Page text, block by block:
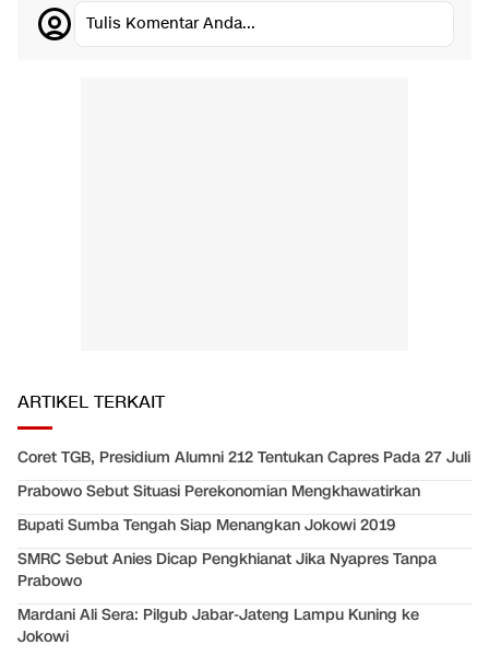
Tulis Komentar Anda...
ARTIKEL TERKAIT
Coret TGB, Presidium Alumni 212 Tentukan Capres Pada 27 Juli
Prabowo Sebut Situasi Perekonomian Mengkhawatirkan
Bupati Sumba Tengah Siap Menangkan Jokowi 2019
SMRC Sebut Anies Dicap Pengkhianat Jika Nyapres Tanpa
Prabowo
Mardani Ali Sera: Pilgub Jabar-Jateng Lampu Kuning ke
Jokowi